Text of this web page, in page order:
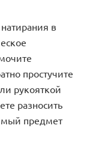
в
простучите
рукояткой
разносить
предмет